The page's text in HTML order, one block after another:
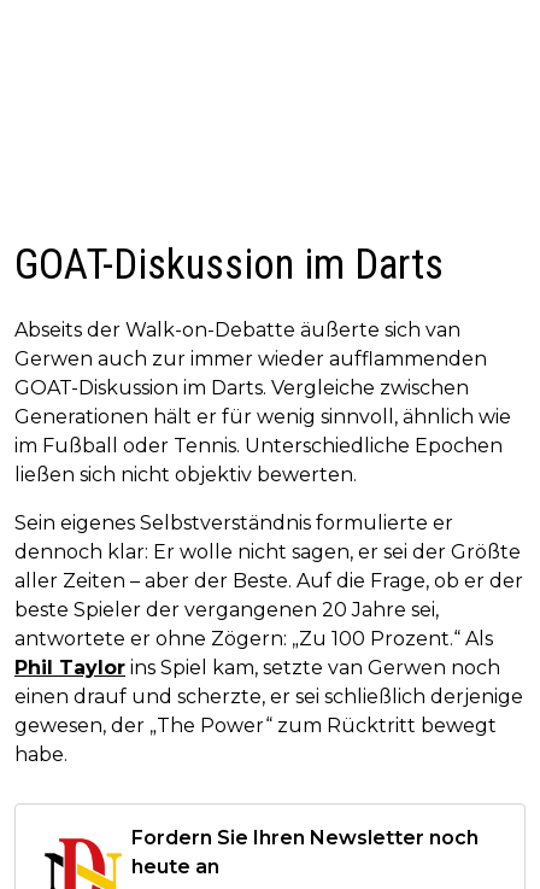
GOAT-Diskussion im Darts
Abseits der Walk-on-Debatte äußerte sich van
Gerwen auch zur immer wieder aufflammenden
GOAT-Diskussion im Darts. Vergleiche zwischen
Generationen hält er für wenig sinnvoll, ähnlich wie
im Fußball oder Tennis. Unterschiedliche Epochen
ließen sich nicht objektiv bewerten.
Sein eigenes Selbstverständnis formulierte er
dennoch klar: Er wolle nicht sagen, er sei der Größte
aller Zeiten – aber der Beste. Auf die Frage, ob er der
beste Spieler der vergangenen 20 Jahre sei,
antwortete er ohne Zögern: „Zu 100 Prozent.“ Als
Phil Taylor ins Spiel kam, setzte van Gerwen noch
einen drauf und scherzte, er sei schließlich derjenige
gewesen, der „The Power“ zum Rücktritt bewegt
habe.
Fordern Sie Ihren Newsletter noch
heute an